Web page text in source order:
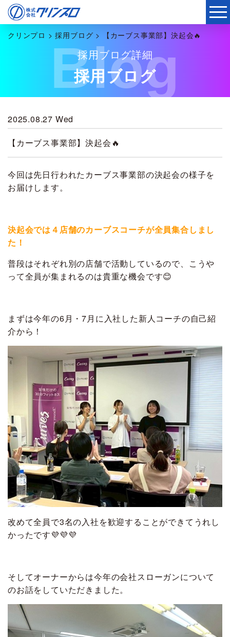
Blog
クリンプロ >採用ブログ> 【カーブス事業部】決起会🔥
採用ブログ詳細
採用ブログ
2025.08.27 Wed
【カーブス事業部】決起会🔥
今回は先日行われたカーブス事業部の決起会の様子を
お届けします。
決起会では４店舗のカーブスコーチが全員集合しまし
た！
普段はそれぞれ別の店舗で活動しているので、こうや
って全員が集まれるのは貴重な機会です😊
まずは今年の6月・7月に入社した新人コーチの自己紹
介から！
改めて全員で3名の入社を歓迎することができてうれし
かったです💜💜💜
そしてオーナーからは今年の会社スローガンについて
のお話をしていただきました。